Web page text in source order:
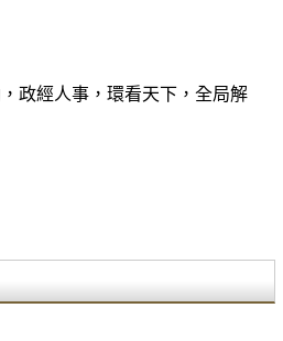
政經人事，環看天下，全局解